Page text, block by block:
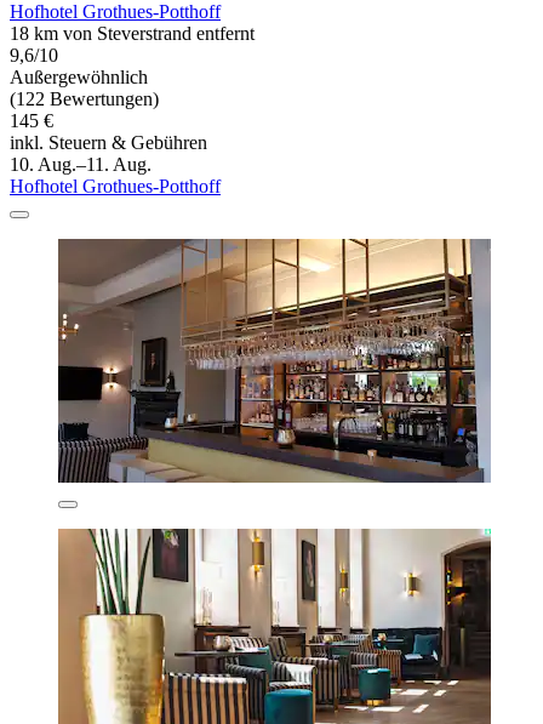
Hofhotel Grothues-Potthoff
18 km von Steverstrand entfernt
9,6/10
Außergewöhnlich
(122 Bewertungen)
145 €
inkl. Steuern & Gebühren
10. Aug.–11. Aug.
Hofhotel Grothues-Potthoff